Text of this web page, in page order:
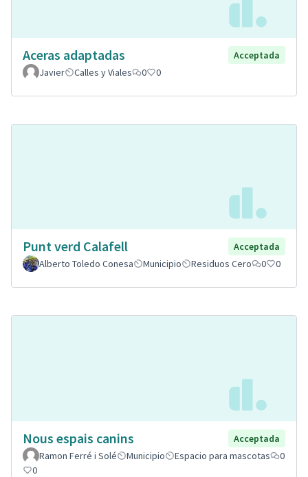
Aceras adaptadas
Acceptada
Javier
Calles y Viales 0 0
Punt verd Calafell
Acceptada
Alberto Toledo Conesa
Municipio Residuos Cero 0 0
Nous espais canins
Acceptada
Ramon Ferré i Solé
Municipio Espacio para mascotas
0
0